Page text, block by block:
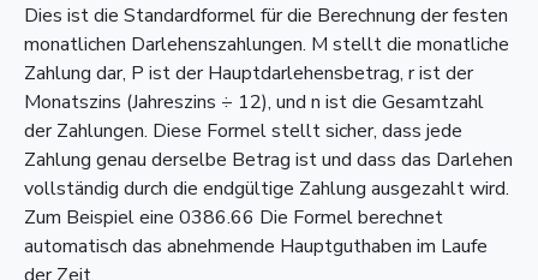
Dies ist die Standardformel für die Berechnung der festen
monatlichen Darlehenszahlungen. M stellt die monatliche
Zahlung dar, P ist der Hauptdarlehensbetrag, r ist der
Monatszins (Jahreszins ÷ 12), und n ist die Gesamtzahl
der Zahlungen. Diese Formel stellt sicher, dass jede
Zahlung genau derselbe Betrag ist und dass das Darlehen
vollständig durch die endgültige Zahlung ausgezahlt wird.
Zum Beispiel eine 0386.66 Die Formel berechnet
automatisch das abnehmende Hauptguthaben im Laufe
der Zeit.